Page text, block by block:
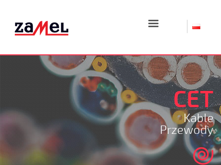
☰
CET
Kable
Przewody